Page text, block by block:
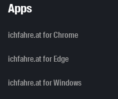
Apps
ichfahre.at for Chrome
ichfahre.at for Edge
ichfahre.at for Windows